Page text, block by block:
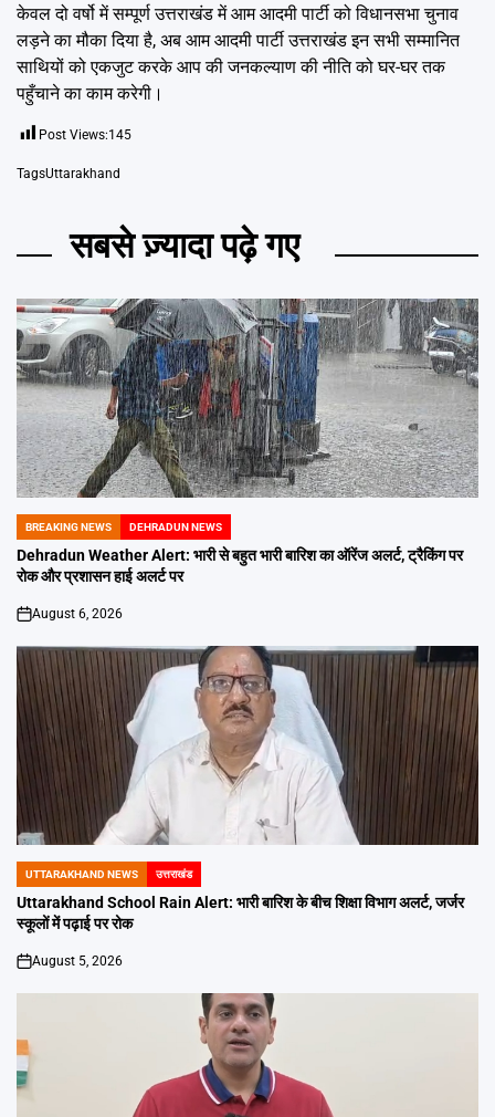
केवल दो वर्षो में सम्पूर्ण उत्तराखंड में आम आदमी पार्टी को विधानसभा चुनाव
लड़ने का मौका दिया है, अब आम आदमी पार्टी उत्तराखंड इन सभी सम्मानित
साथियों को एकजुट करके आप की जनकल्याण की नीति को घर-घर तक
पहुँचाने का काम करेगी।
Post Views:145
TagsUttarakhand
सबसे ज़्यादा पढ़े गए
POSTED
IN
BREAKING NEWS DEHRADUN NEWS
Dehradun Weather Alert: भारी से बहुत भारी बारिश का ऑरेंज अलर्ट, ट्रैकिंग पर
रोक और प्रशासन हाई अलर्ट पर
on
August 6, 2026
POSTED
IN
UTTARAKHAND NEWS उत्तराखंड
Uttarakhand School Rain Alert: भारी बारिश के बीच शिक्षा विभाग अलर्ट, जर्जर
स्कूलों में पढ़ाई पर रोक
on
August 5, 2026